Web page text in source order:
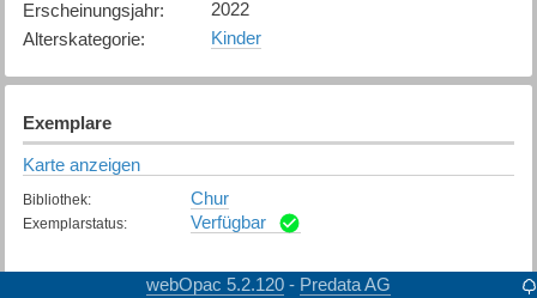
Erscheinungsjahr:
2022
Alterskategorie: Kinder
Exemplare
Karte anzeigen
Bibliothek: Chur
Exemplarstatus: Verfügbar
webOpac 5.2.120 - Predata AG